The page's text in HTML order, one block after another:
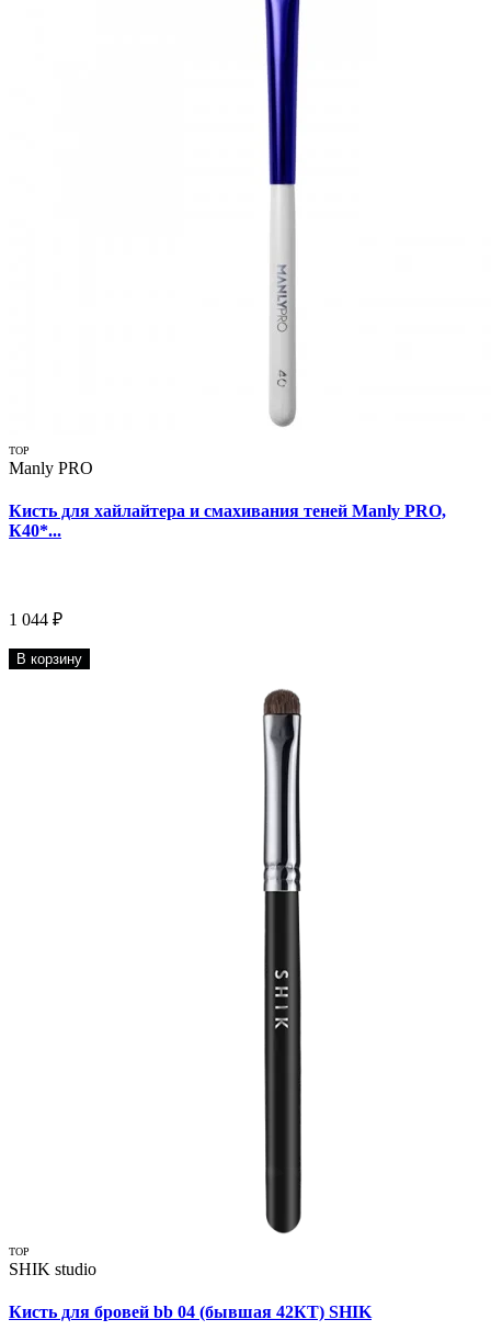
TOP
Manly PRO
Кисть для хайлайтера и смахивания теней Manly PRO,
К40*...
1 044 ₽
В корзину
TOP
SHIK studio
Кисть для бровей bb 04 (бывшая 42КТ) SHIK